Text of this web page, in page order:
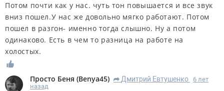
Потом почти как у нас. чуть тон повышается и все звук
вниз пошел.У нас же довольно мягко работают. Потом
пошел в разгон- именно тогда слышно. Ну а потом
одинаково. Есть в чем то разница на работе на
холостых.
Просто Беня (Benya45) R Дмитрий Евтушенко
6 лет
назад